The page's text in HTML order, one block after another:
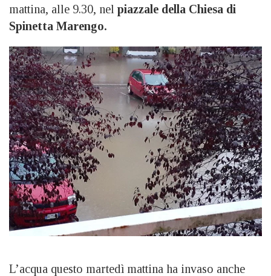
mattina, alle 9.30, nel piazzale della Chiesa di
Spinetta Marengo.
L’acqua questo martedì mattina ha invaso anche